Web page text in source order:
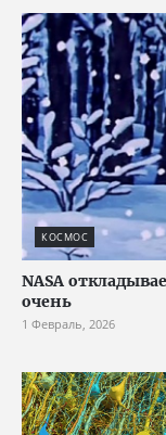
КОСМОС
NASA
очень
1 Февраль, 2026